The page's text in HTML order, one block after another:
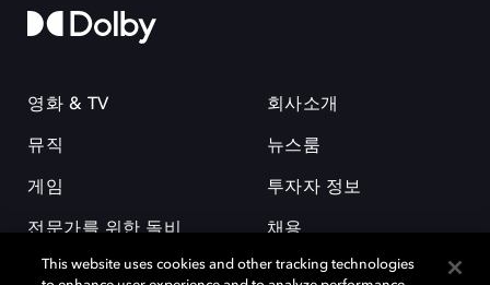
영화 & TV
뮤직
게임
전문가를 위한 돌비
회사소개
뉴스룸
투자자 정보
채용
This website uses cookies and other tracking technologies